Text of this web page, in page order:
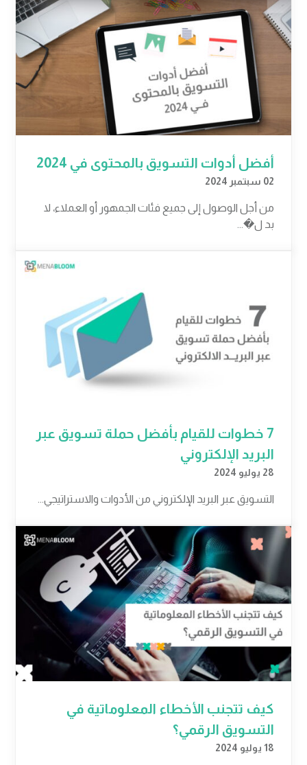
أفضل أدوات التسويق بالمحتوى في 2024
02 سبتمبر 2024
من أجل الوصول إلى جميع فئات الجمهور أو العملاء، لا
بد ل�...
7 خطوات للقيام بأفضل حملة تسويق عبر
البريد الإلكتروني
28 يوليو 2024
التسويق عبر البريد الإلكتروني من الأدوات والاستراتيجي...
كيف تتجنب الأخطاء المعلوماتية في
التسويق الرقمي؟
18 يوليو 2024